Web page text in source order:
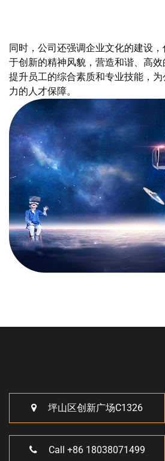
同时，公司还强调企业文化的建设
于创新的精神风貌，营造和谐、高
提升员工的综合素质和专业技能，
力的人才保障。
坪山区创新广场C1326
Call +86 18038071499